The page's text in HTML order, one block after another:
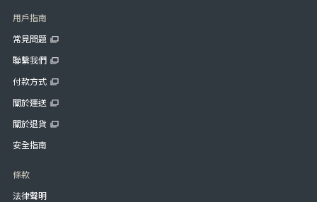
用戶指南
常見問題
聯繫我們
付款方式
關於運送
關於退貨
安全指南
條款
法律聲明